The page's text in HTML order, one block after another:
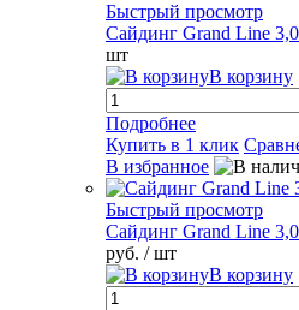
Быстрый просмотр
Сайдинг Grand Line
шт
В корзину
Подробнее
Купить в 1 клик
В избранное
Быстрый просмотр
Сайдинг Grand Line
руб. / шт
В корзину